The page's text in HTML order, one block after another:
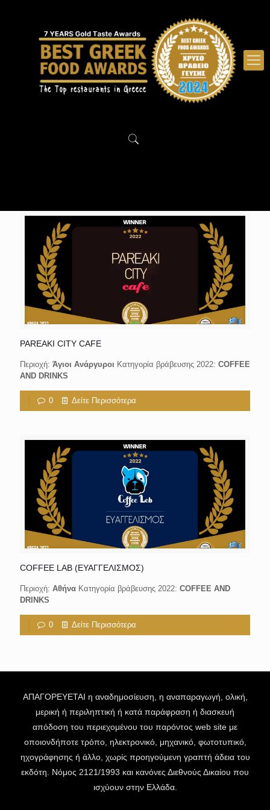
PAREAKI CITY CAFE
Περιοχή: Άγιοι Ανάργυροι Κατηγορία βράβευσης 2022: COFFEE
AND DRINKS
0 Δείτε Περισσότερα
COFFEE LAB (ΕΥΑΓΓΕΛΙΣΜΟΣ)
Περιοχή: Aθήνα Κατηγορία βράβευσης 2022: COFFEE AND
DRINKS
0 Δείτε Περισσότερα
ΑΠΑΓΟΡΕΥΕΤΑΙ η αναδημοσίευση, η αναπαραγωγή, ολική,
μερική ή περιληπτική ή κατά παράφραση ή διασκευή
απόδοση του περιεχομένου του παρόντος web site με
οποιονδήποτε τρόπο, ηλεκτρονικό, μηχανικό, φωτοτυπικό,
ηχογράφησης ή άλλο, χωρίς προηγούμενη γραπτή άδεια του
εκδότη. Νόμος 2121/1993 και κανόνες Διεθνούς Δικαίου που
ισχύουν στην Ελλάδα.